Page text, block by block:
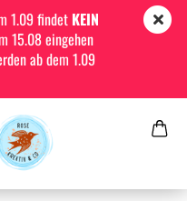
1.09 findet KEIN
15.08 eingehen
ab dem 1.09